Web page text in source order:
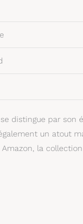
distingue par son
un atout
la